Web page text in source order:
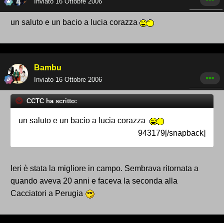
un saluto e un bacio a lucia corazza
Bambu
Inviato 16 Ottobre 2006
CCTC ha scritto:
un saluto e un bacio a lucia corazza
943179[/snapback]
Ieri è stata la migliore in campo. Sembrava ritornata a
quando aveva 20 anni e faceva la seconda alla
Cacciatori a Perugia